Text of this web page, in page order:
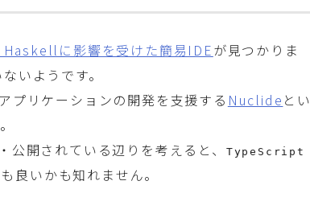
Haskellに影響を受けた簡易IDEが見つかりま
いようです。
プリケーションの開発を支援する Nuclide とい
公開されている辺りを考えると、 TypeScript
良いかも知れません。